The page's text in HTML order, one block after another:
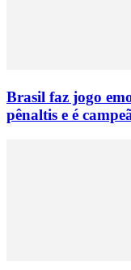
Brasil faz jogo
pênaltis e é